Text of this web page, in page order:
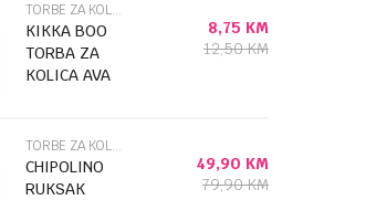
TORBE ZA KOLICA
KIKKA BOO
TORBA ZA
KOLICA AVA
8,75 KM
12,50KM
TORBE ZA KOLICA
CHIPOLINO
RUKSAK
49,90 KM
79,90KM